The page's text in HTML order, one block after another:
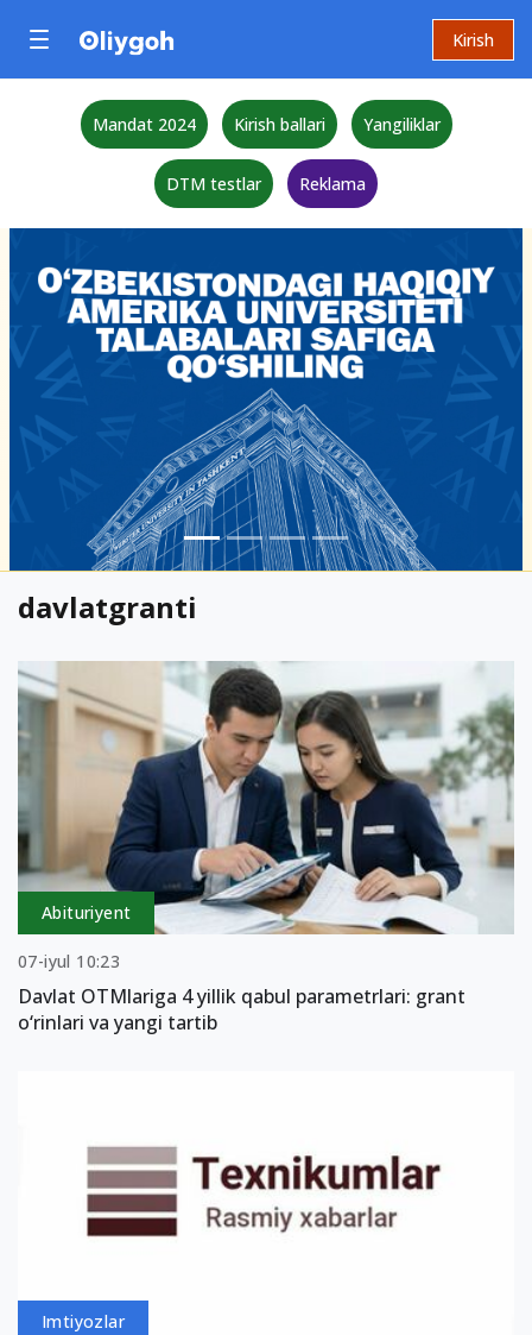
Kirish
Mandat 2024 Kirish ballari Yangiliklar
DTM testlar Reklama
davlatgranti
Abituriyent
07-iyul 10:23
Davlat OTMlariga 4 yillik qabul parametrlari: grant
o‘rinlari va yangi tartib
Imtiyozlar